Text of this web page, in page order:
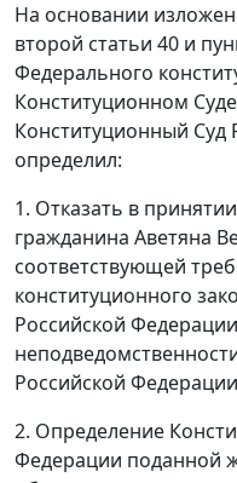
На основании
второй статьи 40 и
Федерального
Конституционном
Конституционный Суд
определил:
1. Отказать в
гражданина Аветяна
соответствующей
конституционного
Российской
Российской
2. Определение
Федерации поданной